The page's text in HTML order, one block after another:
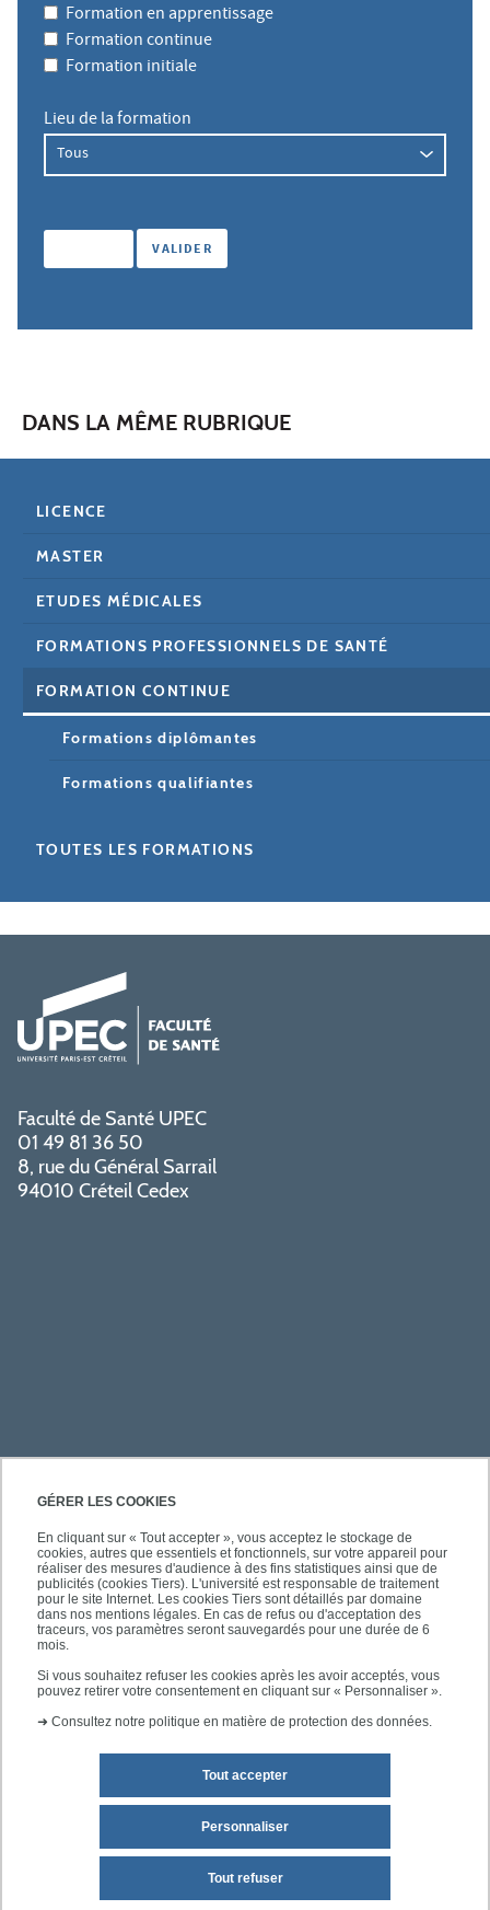
GÉRER LES COOKIES
En cliquant sur « Tout accepter », vous acceptez le stockage de
cookies, autres que essentiels et fonctionnels, sur votre appareil pour
réaliser des mesures d'audience à des fins statistiques ainsi que de
publicités (cookies Tiers). L'université est responsable de traitement
pour le site Internet. Les cookies Tiers sont détaillés par domaine
dans nos mentions légales. En cas de refus ou d'acceptation des
traceurs, vos paramètres seront sauvegardés pour une durée de 6
mois.
Si vous souhaitez refuser les cookies après les avoir acceptés, vous
pouvez retirer votre consentement en cliquant sur « Personnaliser ».
➜ Consultez notre politique en matière de protection des données.
Tout accepter
Tout refuser
Personnaliser
Formation en apprentissage
Formation continue
Formation initiale
Lieu de la formation
DANS LA MÊME RUBRIQUE
LICENCE
MASTER
ETUDES MÉDICALES
FORMATIONS PROFESSIONNELS DE SANTÉ
FORMATION CONTINUE
Formations diplômantes
Formations qualifiantes
TOUTES LES FORMATIONS
Faculté de Santé UPEC
01 49 81 36 50
8, rue du Général Sarrail
94010 Créteil Cedex
PRATIQUE
ACCÈS RAPIDES
SUIVEZ-NOUS
Mentions légales Plan du site